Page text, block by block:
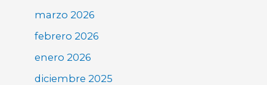
marzo 2026
febrero 2026
enero 2026
diciembre 2025